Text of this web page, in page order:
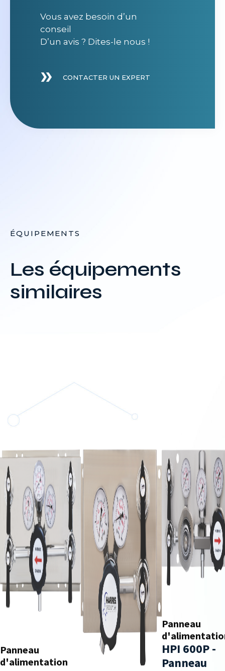
Vous avez besoin d’un
conseil
D’un avis ? Dites-le nous !
CONTACTER UN EXPERT
ÉQUIPEMENTS
Les équipements
similaires
Panneau
d'alimentation
Panneau
HPI 600P -
Panneau